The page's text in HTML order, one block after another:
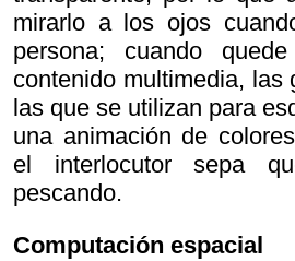
mirarlo a los ojos
persona; cuando
contenido multimedia, las
las que se utilizan para
una animación de
el interlocutor sepa
pescando.
Computación espacial